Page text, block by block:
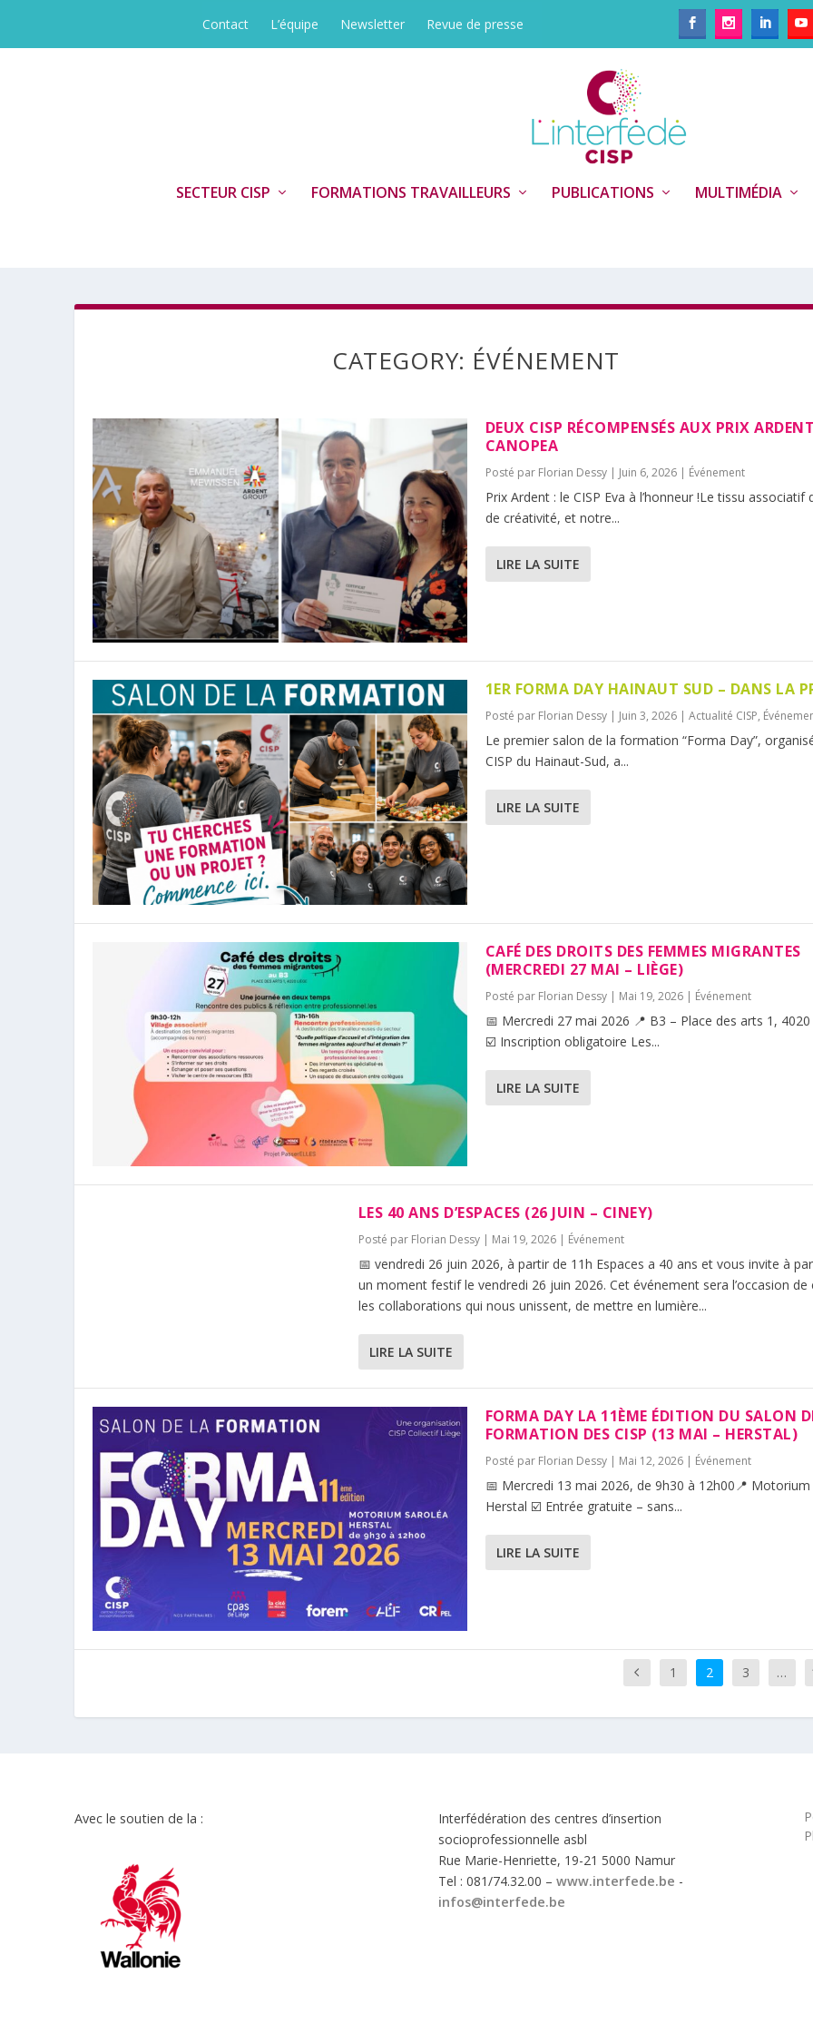
Contact L’équipe Newsletter Revue de presse
SECTEUR CISP FORMATIONS TRAVAILLEURS PUBLICATIONS MULTIMÉDIA
CATEGORY: ÉVÉNEMENT
DEUX CISP RÉCOMPENSÉS AUX PRIX
CANOPEA
Posté par Florian Dessy| Juin 6, 2026| Événement
Prix Ardent : le CISP Eva à l’honneur !Le tissu associatif
de créativité, et notre...
LIRE LA SUITE
1ER FORMA DAY HAINAUT SUD – DANS LA
Posté par Florian Dessy| Juin 3, 2026| Actualité CISP,
Le premier salon de la formation “Forma Day”,
CISP du Hainaut-Sud, a...
LIRE LA SUITE
CAFÉ DES DROITS DES FEMMES MIGRANTES
(MERCREDI 27 MAI – LIÈGE)
Posté par Florian Dessy| Mai 19, 2026| Événement
📅 Mercredi 27 mai 2026 📍 B3 – Place des arts 1, 4020
☑️ Inscription obligatoire Les...
LIRE LA SUITE
LES 40 ANS D’ESPACES (26 JUIN – CINEY)
Posté par Florian Dessy| Mai 19, 2026| Événement
📅 vendredi 26 juin 2026, à partir de 11h Espaces a 40 ans et vous invite à
un moment festif le vendredi 26 juin 2026. Cet événement sera l’occasion de
les collaborations qui nous unissent, de mettre en lumière...
LIRE LA SUITE
FORMA DAY LA 11ÈME ÉDITION DU SALON
FORMATION DES CISP (13 MAI – HERSTAL)
Posté par Florian Dessy| Mai 12, 2026| Événement
📅 Mercredi 13 mai 2026, de 9h30 à 12h00📍 Motorium
Herstal ☑️ Entrée gratuite – sans...
LIRE LA SUITE
1 2 3 …
Avec le soutien de la :
Interfédération des centres d’insertion
socioprofessionnelle asbl
Rue Marie-Henriette, 19-21 5000 Namur
Tel : 081/74.32.00 –www.interfede.be -
infos@interfede.be